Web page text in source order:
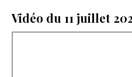
Vidéo du 11 juillet